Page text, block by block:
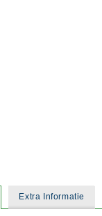
Extra Informatie